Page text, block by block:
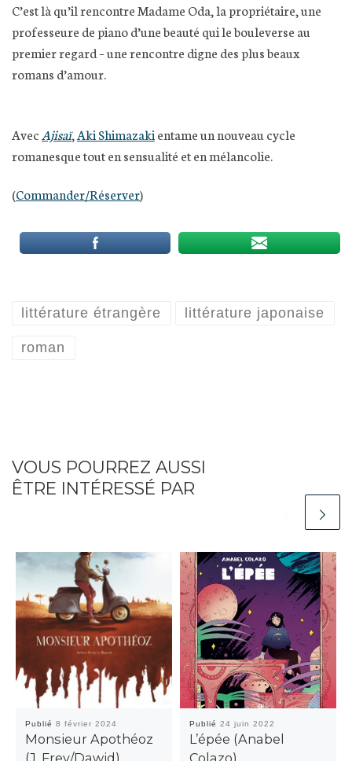
C’est là qu’il rencontre Madame Oda, la propriétaire, une
professeure de piano d’une beauté qui le bouleverse au
premier regard – une rencontre digne des plus beaux
romans d’amour.
Avec Ajisaï, Aki Shimazaki entame un nouveau cycle
romanesque tout en sensualité et en mélancolie.
(Commander/Réserver)
littérature étrangère littérature japonaise
roman
VOUS POURREZ AUSSI
ÊTRE INTÉRESSÉ PAR
Publié 8 février 2024
Monsieur Apothéoz
Publié 24 juin 2022
L’épée (Anabel